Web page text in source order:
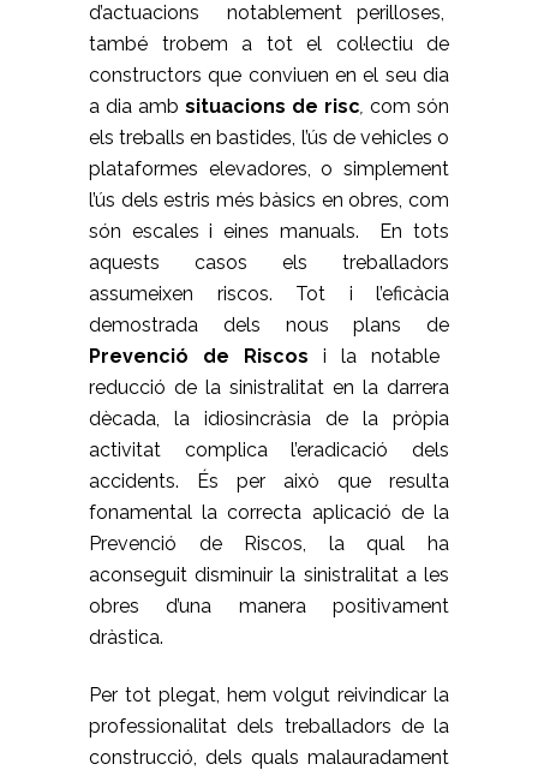
d’actuacions notablement perilloses,
també trobem a tot el col·lectiu de
constructors que conviuen en el seu dia
a dia amb situacions de risc, com són
els treballs en bastides, l’ús de vehicles o
plataformes elevadores, o simplement
l’ús dels estris més bàsics en obres, com
són escales i eines manuals. En tots
aquests casos els treballadors
assumeixen riscos. Tot i l’eficàcia
demostrada dels nous plans de
Prevenció de Riscos i la notable
reducció de la sinistralitat en la darrera
dècada, la idiosincràsia de la pròpia
activitat complica l’eradicació dels
accidents. És per això que resulta
fonamental la correcta aplicació de la
Prevenció de Riscos, la qual ha
aconseguit disminuir la sinistralitat a les
obres d’una manera positivament
dràstica.
Per tot plegat, hem volgut reivindicar la
professionalitat dels treballadors de la
construcció, dels quals malauradament